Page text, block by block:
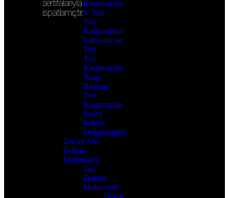
sertifalarıyla
ispatlamıştır.
Karıştırıcılar
V Tipi
Toz
Karıştırıcılar
Laboratuvar
Tipi
Toz
Karıştırıcılar
Yatay
Ribbon
Toz
Karıştırıcılar
Pudra
Şekeri
Değirmenleri
Toz ve Sıvı
Dolum
Makineleri
Toz
Dolum
Makineleri